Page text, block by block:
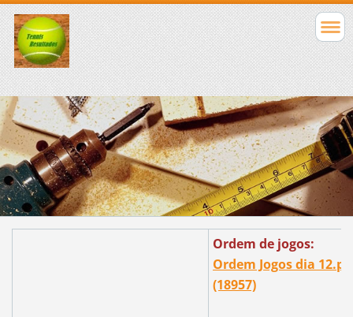
Ordem de jogos:
Ordem Jogos dia
(18957)